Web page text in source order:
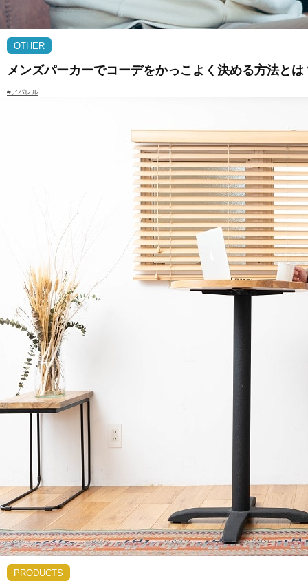
OTHER
メンズパーカーでコーデをかっこよく決める方法と
#アパレル
PRODUCTS